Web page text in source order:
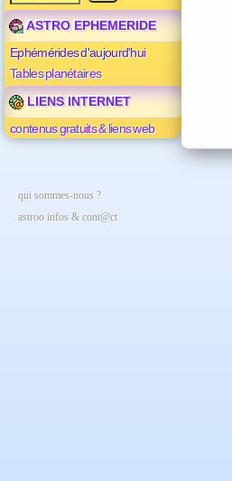
ASTRO EPHEMERIDE
Ephémérides d'aujourd'hui
Tables planétaires
LIENS INTERNET
contenus gratuits & liens web
qui sommes-nous ?
astroo infos & cont@ct